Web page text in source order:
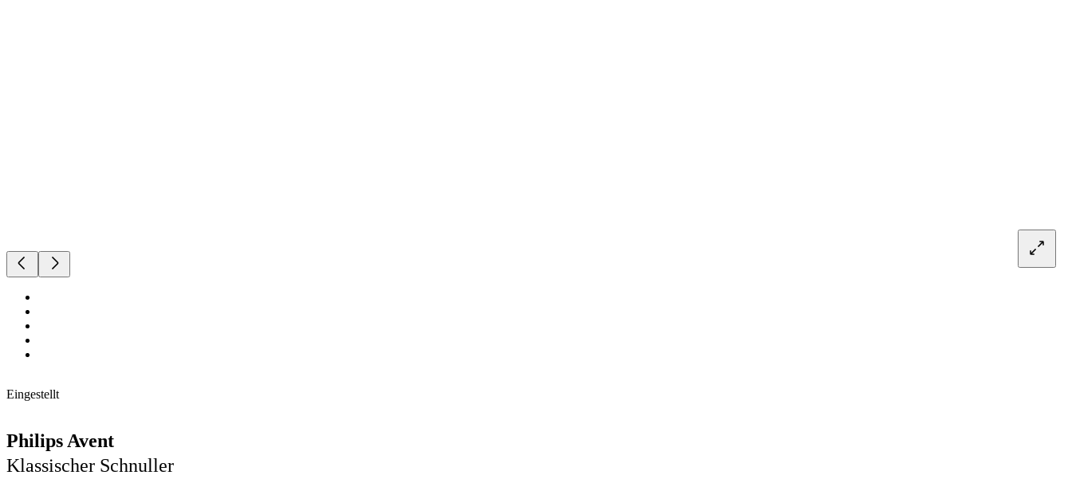
Eingestellt
Philips Avent
Klassischer Schnuller